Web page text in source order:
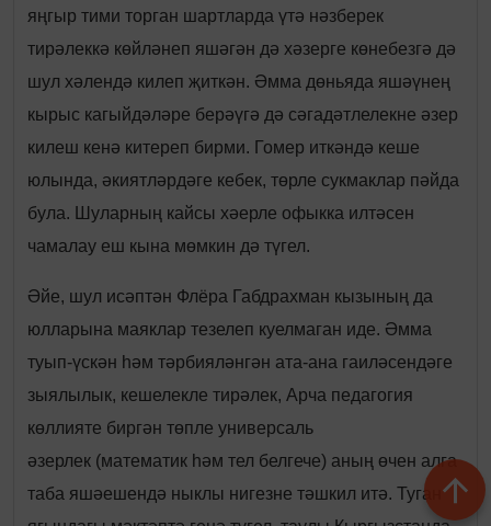
яңгыр тими торган шартларда үтә нәзберек
тирәлеккә көйләнеп яшәгән дә хәзерге көнебезгә дә
шул хәлендә килеп җиткән. Әмма дөньяда яшәүнең
кырыс кагыйдәләре берәүгә дә сәгадәтлелекне әзер
килеш кенә китереп бирми. Гомер иткәндә кеше
юлында, әкиятләрдәге кебек, төрле сукмаклар пәйда
була. Шуларның кайсы хәерле офыкка илтәсен
чамалау еш кына мөмкин дә түгел.
Әйе, шул исәптән Флёра Габдрахман кызының да
юлларына маяклар тезелеп куелмаган иде. Әмма
туып-үскән һәм тәрбияләнгән ата-ана гаиләсендәге
зыялылык, кешелекле тирәлек, Арча педагогия
көллияте биргән төпле универсаль
әзерлек (математик һәм тел белгече) аның өчен алга
таба яшәешендә ныклы нигезне тәшкил итә. Туган